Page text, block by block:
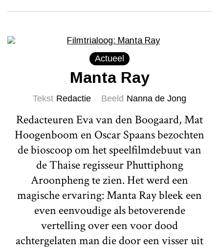
Actueel
Manta Ray
Tekst Redactie Beeld Nanna de Jong
Redacteuren Eva van den Boogaard, Mat
Hoogenboom en Oscar Spaans bezochten
de bioscoop om het speelfilmdebuut van
de Thaise regisseur Phuttiphong
Aroonpheng te zien. Het werd een
magische ervaring: Manta Ray bleek een
even eenvoudige als betoverende
vertelling over een voor dood
achtergelaten man die door een visser uit